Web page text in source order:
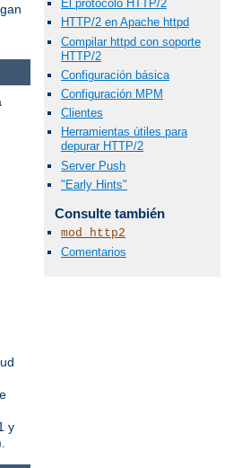
El protocolo HTTP/2
HTTP/2 en Apache httpd
Compilar httpd con soporte
HTTP/2
Configuración básica
Configuración MPM
Clientes
Herramientas útiles para
depurar HTTP/2
Server Push
"Early Hints"
Consulte también
mod_http2
Comentarios
y